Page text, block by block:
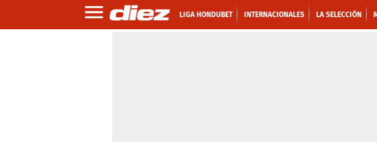
LIGA HONDUBET INTERNACIONALES LA SELECCIÓN